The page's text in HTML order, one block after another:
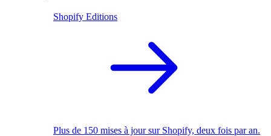
Shopify Editions
Plus de 150 mises à jour sur Shopify, deux fois par an.